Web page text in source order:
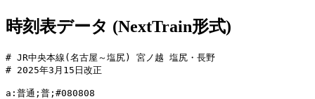
時刻表データ (NextTrain形式)
# JR中央本線(名古屋～塩尻) 宮ノ越 塩尻・長野
# 2025年3月15日改正
a:普通;普;#080808